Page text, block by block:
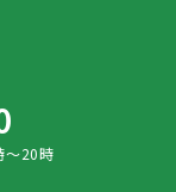
～20時